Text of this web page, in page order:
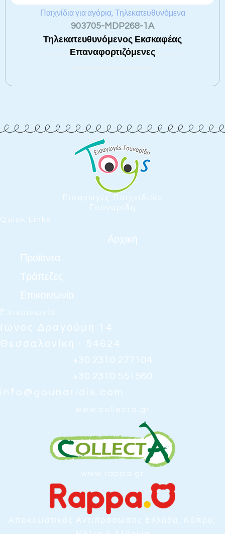
Παιχνίδια για αγόρια, Τηλεκατευθυνόμενα
903705-MDP268-1A
Τηλεκατευθυνόμενος Εκσκαφέας
Επαναφορτιζόμενες
Εισαγωγές Παιχνιδιών
Γουναρίδη
Quick Links
Αρχική
Προϊόντα
Τράπεζες
Επικοινωνία
Επικοινωνία
Ιωνος Δραγούμη 14
Θεσσαλονίκη · 54624
+30 2310 277104
+30 2310 551560
info@gounaridis.com
www.collecta.gr
www.rappa.gr
Αποκλειστικός Αντιπρόσωπος Ελλάδα, Κύπρο,